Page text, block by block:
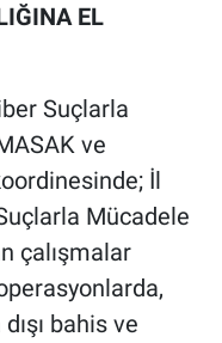
EL
Suçlarla
ve
İl
Mücadele
çalışmalar
bahis ve